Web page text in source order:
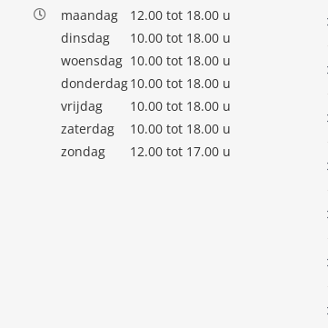
maandag
12.00 tot 18.00 u
dinsdag
10.00 tot 18.00 u
woensdag 10.00 tot 18.00 u
donderdag10.00 tot 18.00 u
vrijdag
10.00 tot 18.00 u
zaterdag
10.00 tot 18.00 u
zondag
12.00 tot 17.00 u